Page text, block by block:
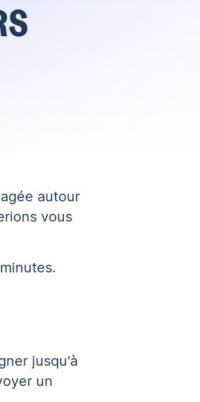
autour
vous
jusqu'à
un